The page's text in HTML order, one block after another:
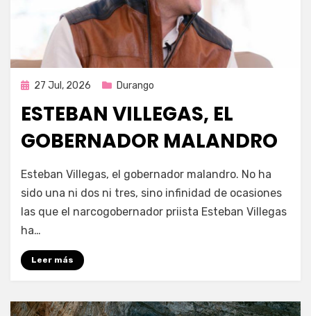
Publicada
27 Jul, 2026 Durango
ESTEBAN VILLEGAS, EL
GOBERNADOR MALANDRO
por Fernando Miranda Servín
Esteban Villegas, el gobernador malandro. No ha
sido una ni dos ni tres, sino infinidad de ocasiones
las que el narcogobernador priista Esteban Villegas
ha…
Leer más